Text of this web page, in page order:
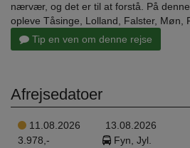
nærvær, og det er til at forstå. På
opleve Tåsinge, Lolland, Falster, Møn,
Tip en ven om denne rejse
Afrejsedatoer
11.08.2026 13.08.2026
3.978,-
Fyn, Jyl.